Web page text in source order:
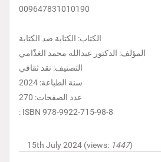
009647831010190
الكتاب: الكتابة ضد الكتابة
المؤلف: الدكتور عبدالله محمد الغذّامي
التصنيف: نقد ثقافي
سنة الطباعة: 2024
عدد الصفحات: 270
: ISBN 978-9922-715-98-8
15th July 2024 (views: 1447)